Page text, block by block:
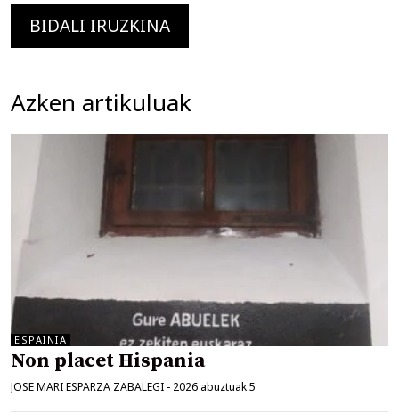
Azken artikuluak
ESPAINIA
Non placet Hispania
JOSE MARI ESPARZA ZABALEGI - 2026 abuztuak 5